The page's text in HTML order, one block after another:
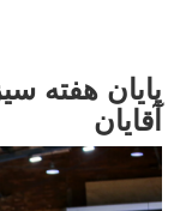
پایان هفته
آقایان